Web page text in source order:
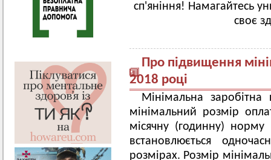
сп'яніння! Намагайтесь
своє
Про підвищення
2018 році
Мінімальна
мінімальний розмір
місячну (годинну) норму
встановлюється
розмірах. Розмір